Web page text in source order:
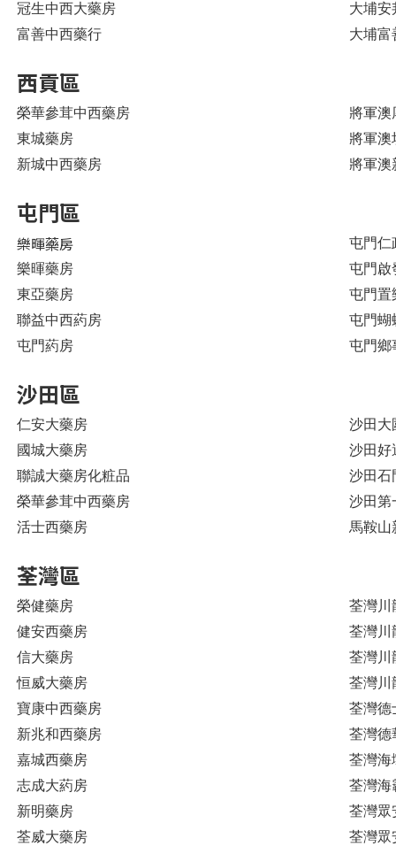
冠生中西大藥房
大埔安
富善中西藥行
大埔富
西貢區
榮華參茸中西藥房
將軍澳
東城藥房
將軍澳
新城中西藥房
將軍澳
屯門區
樂暉藥房
屯門仁
樂暉藥房
屯門啟
東亞藥房
屯門置
聯益中西葯房
屯門蝴
屯門葯房
屯門鄉
沙田區
仁安大藥房
沙田大
國城大藥房
沙田好
聯誠大藥房化粧品
沙田石
榮華參茸中西藥房
沙田第
活士西藥房
馬鞍山
荃灣區
榮健藥房
荃灣川
健安西藥房
荃灣川
信大藥房
荃灣川
恒威大藥房
荃灣川
寶康中西藥房
荃灣德
新兆和西藥房
荃灣德
嘉城西藥房
荃灣海
志成大葯房
荃灣海
新明藥房
荃灣眾
荃威大藥房
荃灣眾